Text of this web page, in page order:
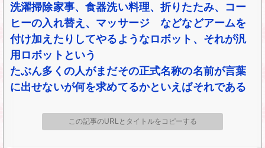
洗濯掃除家事、食器洗い料理、折りたたみ、コー
ヒーの入れ替え、マッサージ などなどアームを
付け加えたりしてやるようなロボット、それが汎
用ロボットという
たぶん多くの人がまだその正式名称の名前が言葉
に出せないが何を求めてるかといえばそれである
この記事のURLとタイトルをコピーする